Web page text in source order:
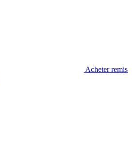
Acheter remis